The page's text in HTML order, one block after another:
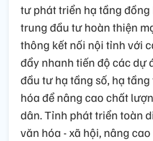
tư phát triển hạ tầng
trung đầu tư hoàn thiện
thông kết nối nội tỉnh với
đẩy nhanh tiến độ các dự
đầu tư hạ tầng số, hạ
hóa để nâng cao chất
dân. Tỉnh phát triển toàn
văn hóa - xã hội, nâng